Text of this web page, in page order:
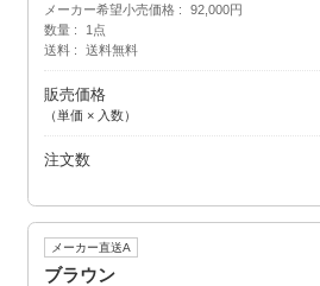
メーカー希望小売価格
92,000円
数量
1点
送料
送料無料
販売価格
（単価 × 入数）
注文数
メーカー直送A
ブラウン